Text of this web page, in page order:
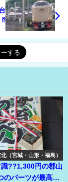
⁉
（宮城・山形・福島）
??1,300円の郡山
のパーツが最高の